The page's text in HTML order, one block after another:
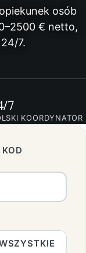
osób
€ netto,
7.
7
KOORDYNATOR